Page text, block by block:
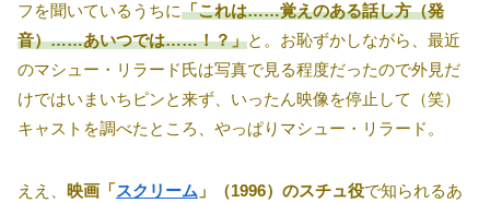
フを聞いているうちに「これは……覚えのある話し方（発
音）……あいつでは……！？」と。お恥ずかしながら、最近
のマシュー・リラード氏は写真で見る程度だったので外見だ
けではいまいちピンと来ず、いったん映像を停止して（笑）
キャストを調べたところ、やっぱりマシュー・リラード。
ええ、 映画「スクリーム 」（1996）のスチュ役で知られるあ